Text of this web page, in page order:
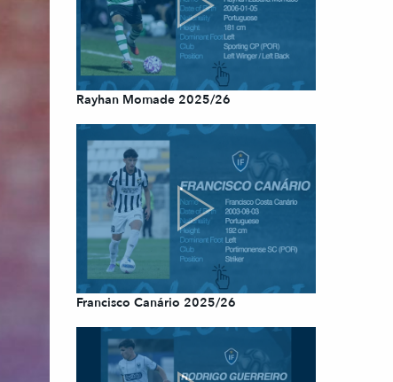
Rayhan Momade 2025/26
Francisco Canário 2025/26